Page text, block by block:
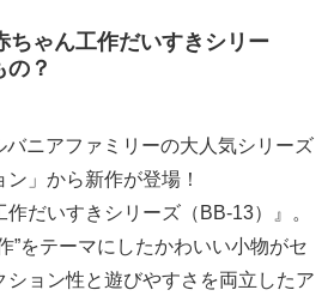
ちゃん工作だいすきシリー
の？
ニアファミリーの大人気シリーズ
ン」から新作が登場！
だいすきシリーズ（BB-13）』。
”をテーマにしたかわいい小物がセ
ション性と遊びやすさを両立したア